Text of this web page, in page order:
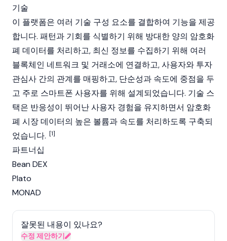
기술
이 플랫폼은 여러 기술 구성 요소를 결합하여 기능을 제공
합니다. 패턴과 기회를 식별하기 위해 방대한 양의 암호화
폐 데이터를 처리하고, 최신 정보를 수집하기 위해 여러
블록체인 네트워크 및 거래소에 연결하고, 사용자와 투자
관심사 간의 관계를 매핑하고, 단순성과 속도에 중점을 두
고 주로 스마트폰 사용자를 위해 설계되었습니다. 기술 스
택은 반응성이 뛰어난 사용자 경험을 유지하면서 암호화
폐 시장 데이터의 높은 볼륨과 속도를 처리하도록 구축되
었습니다. [1]
파트너십
Bean DEX
Plato
MONAD
잘못된 내용이 있나요?
수정 제안하기